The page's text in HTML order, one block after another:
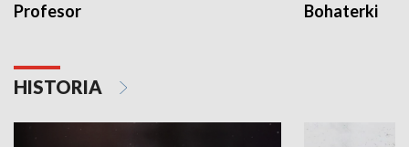
Profesor Bohaterki
HISTORIA